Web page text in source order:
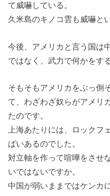
て威嚇している。
久米島のキノコ雲も威嚇と
今後、アメリカと言う国は
ではなく、武力で何かをす
そもそもアメリカをぶっ倒
て、わざわざ奴らがアメリ
たのです。
上海あたりには、ロックフ
ぱいあるのでした。
対立軸を作って喧嘩をさせ
いではないですか。
中国が弱いままではケンカ